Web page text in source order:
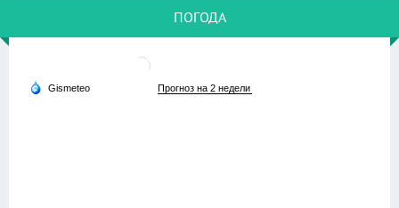
ПОГОДА